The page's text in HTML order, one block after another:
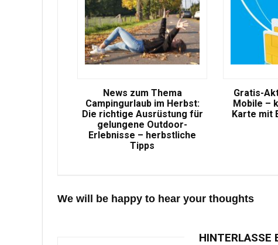
News zum Thema
Campingurlaub im Herbst:
Die richtige Ausrüstung für
gelungene Outdoor-
Erlebnisse – herbstliche
Tipps
Gratis-
Mobile –
Karte mit
We will be happy to hear your thoughts
HINTERLASSE